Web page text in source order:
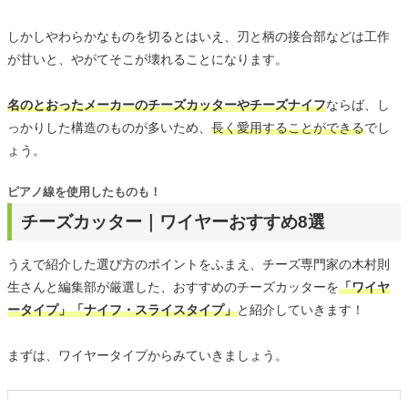
しかしやわらかなものを切るとはいえ、刃と柄の接合部などは工作
が甘いと、やがてそこが壊れることになります。
名のとおったメーカーのチーズカッターやチーズナイフならば、し
っかりした構造のものが多いため、 長く愛用することができるでし
ょう。
チーズカッター｜ワイヤーおすすめ8選
ピアノ線を使用したものも！
うえで紹介した選び方のポイントをふまえ、チーズ専門家の木村則
生さんと編集部が厳選した、おすすめのチーズカッターを「ワイヤ
ータイプ」「ナイフ・スライスタイプ」と紹介していきます！
まずは、ワイヤータイプからみていきましょう。